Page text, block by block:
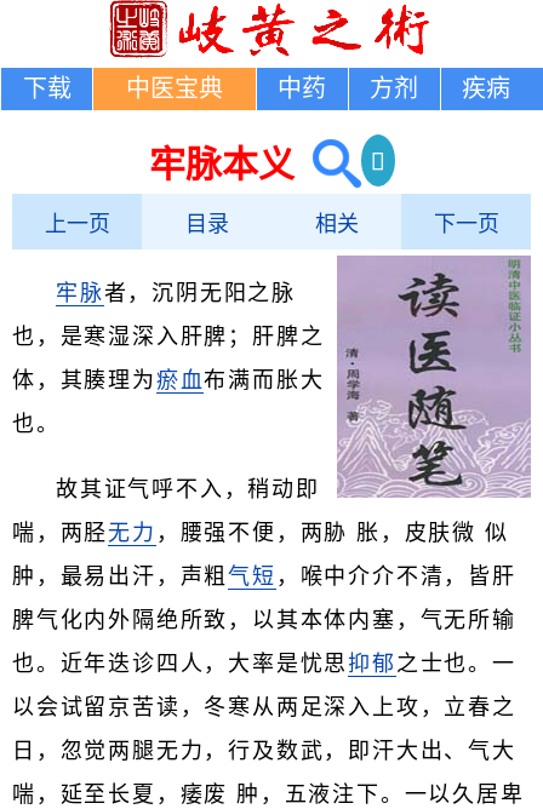
下载 中医宝典 中药 方剂 疾病
牢脉本义
上一页 目录 相关 下一页
牢脉者，沉阴无阳之脉
也，是寒湿深入肝脾；肝脾之
体，其腠理为瘀血布满而胀大
也。
故其证气呼不入，稍动即
喘，两胫无力 ，腰强不便，两胁 胀，皮肤微 似
肿，最易出汗，声粗气短 ，喉中介介不清，皆肝
脾气化内外隔绝所致，以其本体内塞，气无所输
也。近年迭诊四人，大率是忧思 抑郁 之士也。一
以会试留京苦读，冬寒从两足深入上攻，立春之
日，忽觉两腿无力，行及数武，即汗大出、气大
喘，延至长夏，痿废 肿，五液注下。一以久居卑